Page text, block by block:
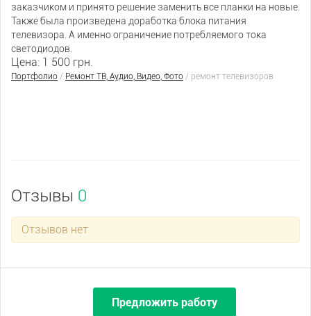
заказчиком и принято решение заменить все планки на новые.
Также была произведена доработка блока питания
телевизора. А именно ограничение потребляемого тока
светодиодов.
Цена: 1 500 грн.
Портфолио / Ремонт ТВ, Аудио, Видео, Фото / ремонт телевизоров
Отзывы 0
Отзывов нет
Предложить работу